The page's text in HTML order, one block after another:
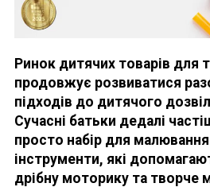
Ринок дитячих товарів для
продовжує розвиватися
підходів до дитячого
Сучасні батьки дедалі
просто набір для малювання
інструменти, які
дрібну моторику та творче